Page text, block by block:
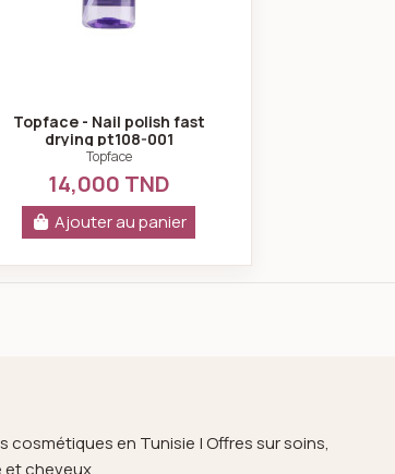
Topface - Nail polish fast
drying pt108-001
Topface
14,000 TND
Ajouter au panier
cosmétiques en Tunisie | Offres sur soins,
et cheveux